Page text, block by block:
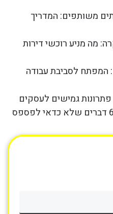
משותפים: המדריך
מה מניע רוכשי דירות
המפתח לסביבת עבודה
גמישים לעסקים